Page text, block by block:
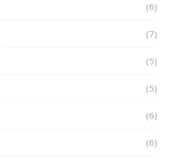
(6)
(7)
(5)
(5)
(6)
(6)